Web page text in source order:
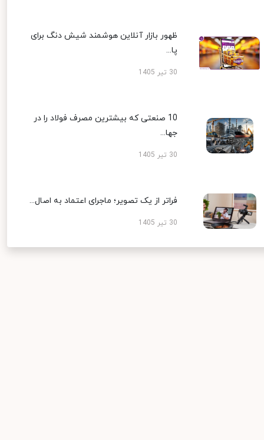
ظهور بازار آنلاین هوشمند شیش دنگ برای
پا...
30 تیر 1405
10 صنعتی که بیشترین مصرف فولاد را در
جها...
30 تیر 1405
فراتر از یک تصویر؛ ماجرای اعتماد به اصال...
30 تیر 1405